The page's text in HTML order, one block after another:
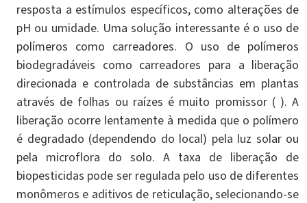
resposta a estímulos específicos, como alterações de
pH ou umidade. Uma solução interessante é o uso de
polímeros como carreadores. O uso de polímeros
biodegradáveis ​​como carreadores para a liberação
direcionada e controlada de substâncias em plantas
através de folhas ou raízes é muito promissor ( ). A
liberação ocorre lentamente à medida que o polímero
é degradado (dependendo do local) pela luz solar ou
pela microflora do solo. A taxa de liberação de
biopesticidas pode ser regulada pelo uso de diferentes
monômeros e aditivos de reticulação, selecionando-se